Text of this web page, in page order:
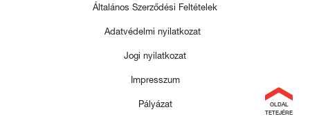
OLDAL
TETEJÉRE
Általános Szerződési Feltételek
Adatvédelmi nyilatkozat
Jogi nyilatkozat
Impresszum
Pályázat